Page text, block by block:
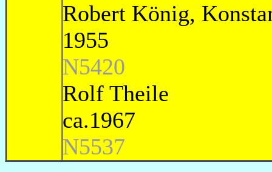
Robert
N5420
Rolf
N5537